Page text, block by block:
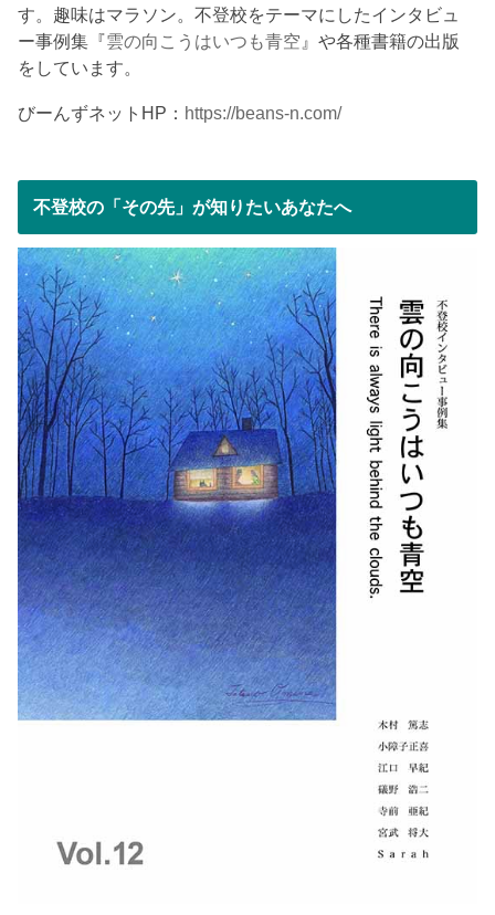
す。趣味はマラソン。不登校をテーマにしたインタビュ
ー事例集『雲の向こうはいつも青空 』や各種書籍の出版
をしています。
びーんずネットHP： https://beans-n.com/
不登校の「その先」が知りたいあなたへ